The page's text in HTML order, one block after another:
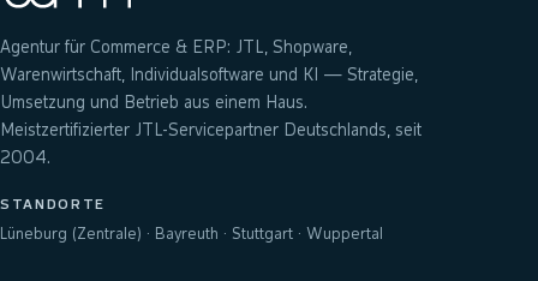
Agentur für Commerce & ERP: JTL, Shopware,
Warenwirtschaft, Individualsoftware und KI — Strategie,
Umsetzung und Betrieb aus einem Haus.
Meistzertifizierter JTL-Servicepartner Deutschlands, seit
2004.
STANDORTE
Lüneburg (Zentrale) · Bayreuth · Stuttgart · Wuppertal